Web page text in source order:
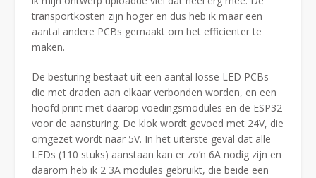
transportkosten zijn hoger en dus heb ik maar een
aantal andere PCBs gemaakt om het efficienter te
maken.
De besturing bestaat uit een aantal losse LED PCBs
die met draden aan elkaar verbonden worden, en een
hoofd print met daarop voedingsmodules en de ESP32
voor de aansturing. De klok wordt gevoed met 24V, die
omgezet wordt naar 5V. In het uiterste geval dat alle
LEDs (110 stuks) aanstaan kan er zo’n 6A nodig zijn en
daarom heb ik 2 3A modules gebruikt, die beide een